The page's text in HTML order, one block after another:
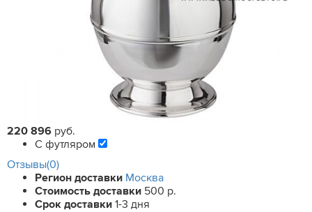
220 896 руб.
С футляром
Отзывы(0)
Регион доставки Москва
Стоимость доставки 500 р.
Срок доставки 1-3 дня